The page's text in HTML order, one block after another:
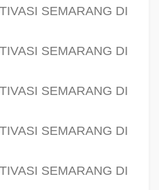
SEMARANG DI
SEMARANG DI
SEMARANG DI
SEMARANG DI
SEMARANG DI